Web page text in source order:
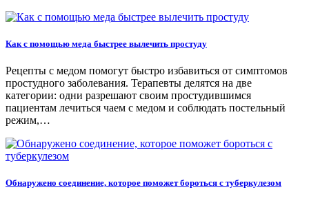
Как с помощью меда быстрее вылечить простуду
Рецепты с медом помогут быстро избавиться от симптомов
простудного заболевания. Терапевты делятся на две
категории: одни разрешают своим простудившимся
пациентам лечиться чаем с медом и соблюдать постельный
режим,…
Обнаружено соединение, которое поможет бороться с туберкулезом